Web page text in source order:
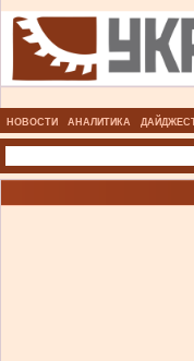
НОВОСТИ АНАЛИТИКА